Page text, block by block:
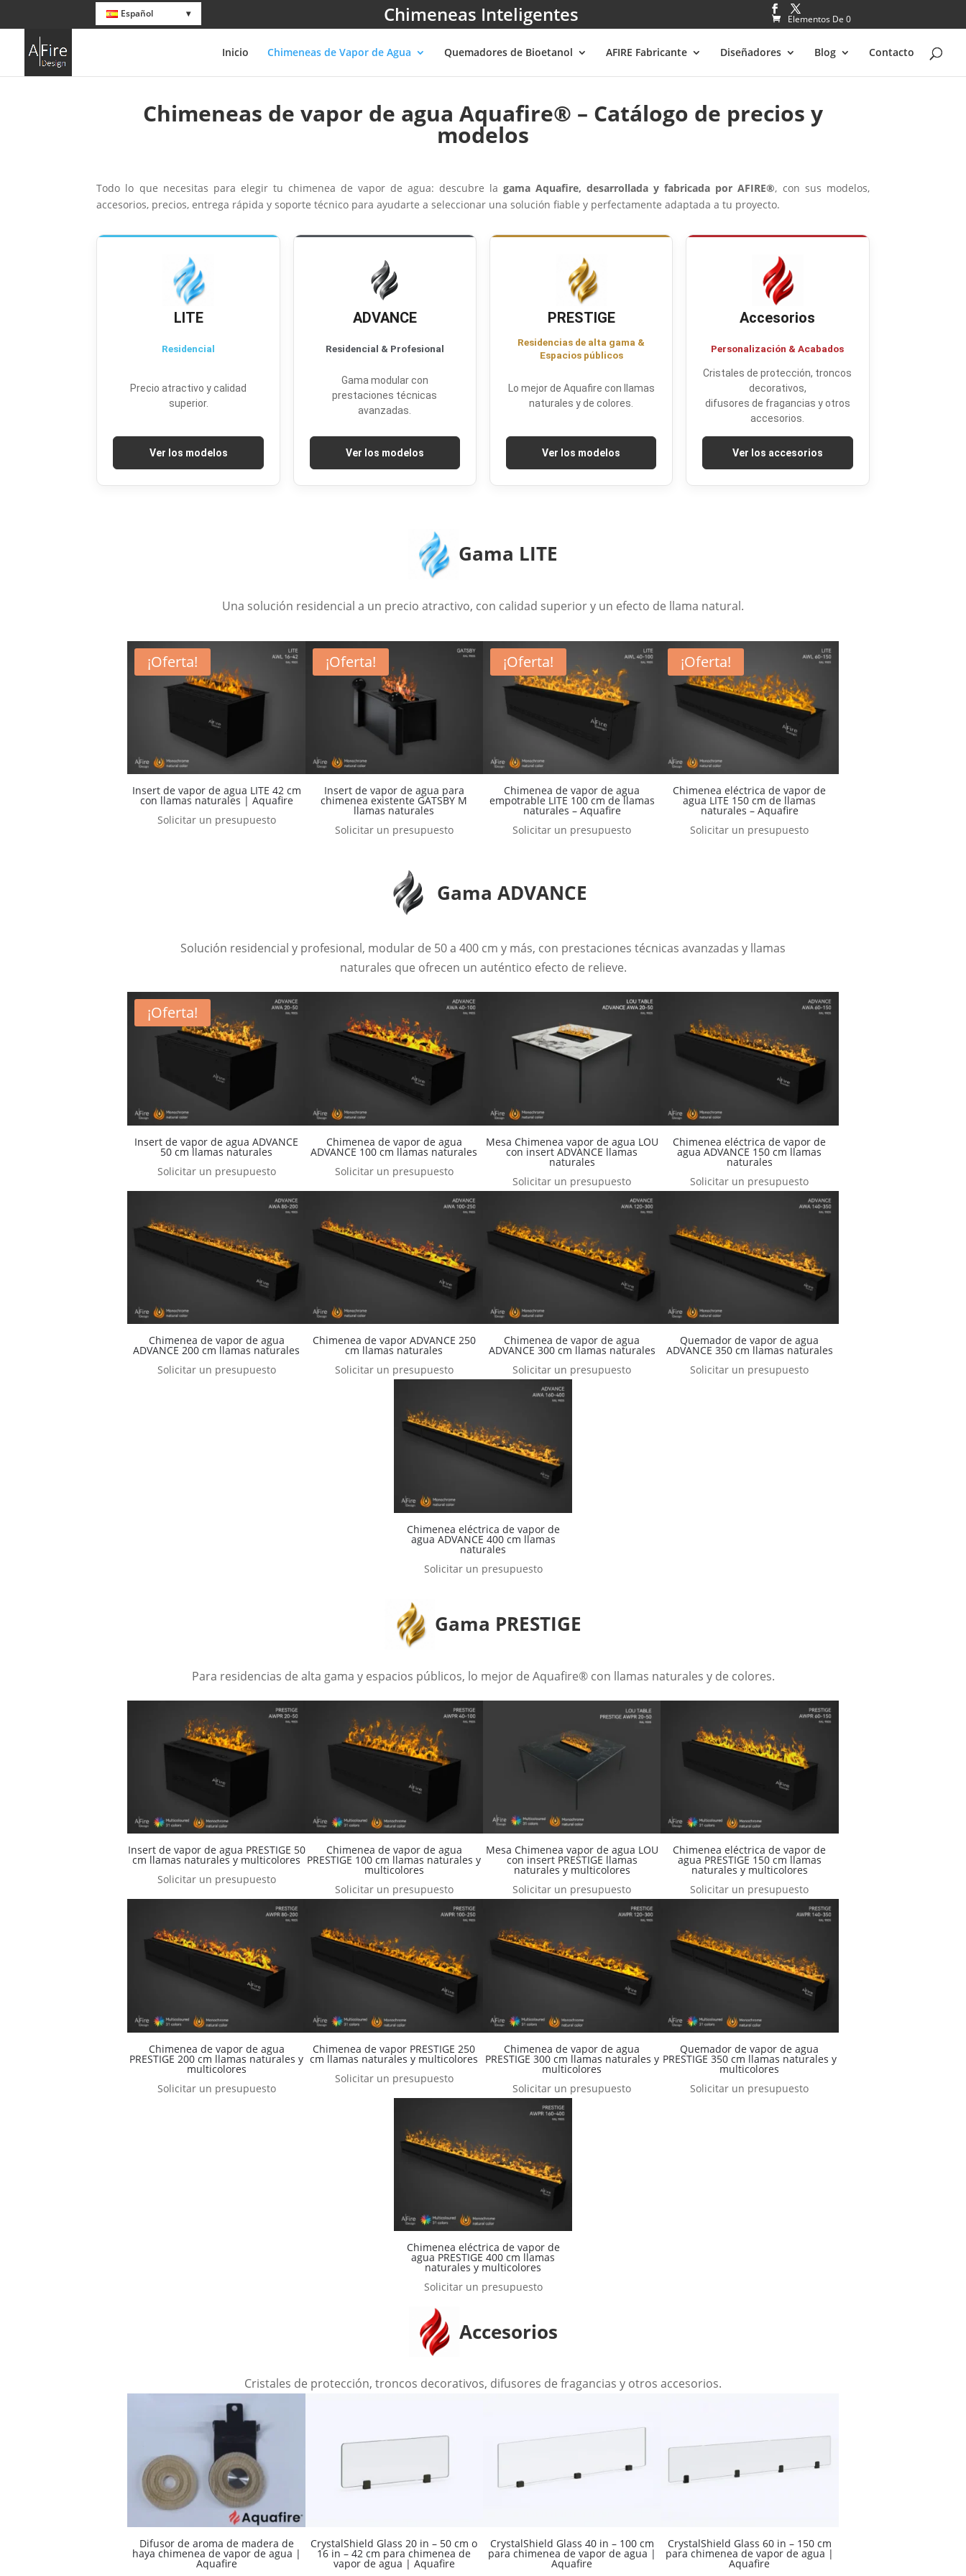
Español Chimeneas Inteligentes Elementos De 0
Inicio Chimeneas de Vapor de Agua Quemadores de Bioetanol AFIRE Fabricante Diseñadores Blog Contacto
Chimeneas de vapor de agua Aquafire® – Catálogo de precios y
modelos
Todo lo que necesitas para elegir tu chimenea de vapor de agua: descubre lagama Aquafire, desarrollada y fabricada por AFIRE®, con sus modelos,
accesorios, precios, entrega rápida y soporte técnico para ayudarte a seleccionar una solución fiable y perfectamente adaptada a tu proyecto.
LITE
Residencial
Precio atractivo y calidad
superior.
Ver los modelos
ADVANCE
Residencial & Profesional
Gama modular con
prestaciones técnicas
avanzadas.
Ver los modelos
PRESTIGE
Residencias de alta gama &
Espacios públicos
Lo mejor de Aquafire con llamas
naturales y de colores.
Ver los modelos
Accesorios
Personalización & Acabados
Cristales de protección, troncos
decorativos,
difusores de fragancias y otros
accesorios.
Ver los accesorios
Gama LITE
Una solución residencial a un precio atractivo, con calidad superior y un efecto de llama natural.
¡Oferta!
Insert de vapor de agua LITE 42 cm
con llamas naturales | Aquafire
Solicitar un presupuesto
¡Oferta!
Insert de vapor de agua para
chimenea existente GATSBY M
llamas naturales
Solicitar un presupuesto
¡Oferta!
Chimenea de vapor de agua
empotrable LITE 100 cm de llamas
naturales – Aquafire
Solicitar un presupuesto
¡Oferta!
Chimenea eléctrica de vapor de
agua LITE 150 cm de llamas
naturales – Aquafire
Solicitar un presupuesto
Gama ADVANCE
Solución residencial y profesional, modular de 50 a 400 cm y más, con prestaciones técnicas avanzadas y llamas
naturales que ofrecen un auténtico efecto de relieve.
¡Oferta!
Insert de vapor de agua ADVANCE
50 cm llamas naturales
Solicitar un presupuesto
Chimenea de vapor de agua
ADVANCE 100 cm llamas naturales
Solicitar un presupuesto
Mesa Chimenea vapor de agua LOU
con insert ADVANCE llamas
naturales
Solicitar un presupuesto
Chimenea eléctrica de vapor de
agua ADVANCE 150 cm llamas
naturales
Solicitar un presupuesto
Chimenea de vapor de agua
ADVANCE 200 cm llamas naturales
Solicitar un presupuesto
Chimenea de vapor ADVANCE 250
cm llamas naturales
Solicitar un presupuesto
Chimenea de vapor de agua
ADVANCE 300 cm llamas naturales
Solicitar un presupuesto
Quemador de vapor de agua
ADVANCE 350 cm llamas naturales
Solicitar un presupuesto
Chimenea eléctrica de vapor de
agua ADVANCE 400 cm llamas
naturales
Solicitar un presupuesto
Gama PRESTIGE
Para residencias de alta gama y espacios públicos, lo mejor de Aquafire® con llamas naturales y de colores.
Insert de vapor de agua PRESTIGE 50
cm llamas naturales y multicolores
Solicitar un presupuesto
Chimenea de vapor de agua
PRESTIGE 100 cm llamas naturales y
multicolores
Solicitar un presupuesto
Mesa Chimenea vapor de agua LOU
con insert PRESTIGE llamas
naturales y multicolores
Solicitar un presupuesto
Chimenea eléctrica de vapor de
agua PRESTIGE 150 cm llamas
naturales y multicolores
Solicitar un presupuesto
Chimenea de vapor de agua
PRESTIGE 200 cm llamas naturales y
multicolores
Solicitar un presupuesto
Chimenea de vapor PRESTIGE 250
cm llamas naturales y multicolores
Solicitar un presupuesto
Chimenea de vapor de agua
PRESTIGE 300 cm llamas naturales y
multicolores
Solicitar un presupuesto
Quemador de vapor de agua
PRESTIGE 350 cm llamas naturales y
multicolores
Solicitar un presupuesto
Chimenea eléctrica de vapor de
agua PRESTIGE 400 cm llamas
naturales y multicolores
Solicitar un presupuesto
Accesorios
Cristales de protección, troncos decorativos, difusores de fragancias y otros accesorios.
Difusor de aroma de madera de
haya chimenea de vapor de agua |
Aquafire
CrystalShield Glass 20 in – 50 cm o
16 in – 42 cm para chimenea de
vapor de agua | Aquafire
CrystalShield Glass 40 in – 100 cm
para chimenea de vapor de agua |
Aquafire
CrystalShield Glass 60 in – 150 cm
para chimenea de vapor de agua |
Aquafire